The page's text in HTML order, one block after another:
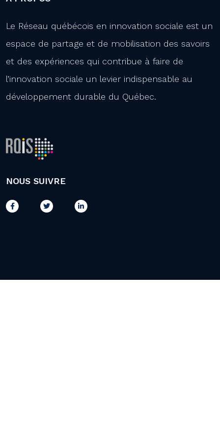
Le Réseau québécois en innovation sociale est un
espace de partage et de mobilisation des savoirs
et des expériences qui contribue à faire de
l’innovation sociale un levier indispensable au
développement durable du Québec.
NOUS SUIVRE